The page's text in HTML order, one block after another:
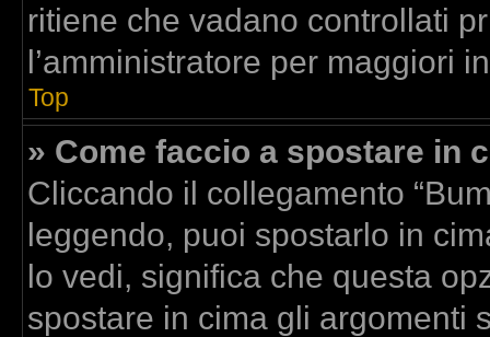
ritiene che vadano controllati
l’amministratore per maggiori
Top
» Come faccio a spostare in
Cliccando il collegamento
leggendo, puoi spostarlo in
lo vedi, significa che questa
spostare in cima gli argomenti